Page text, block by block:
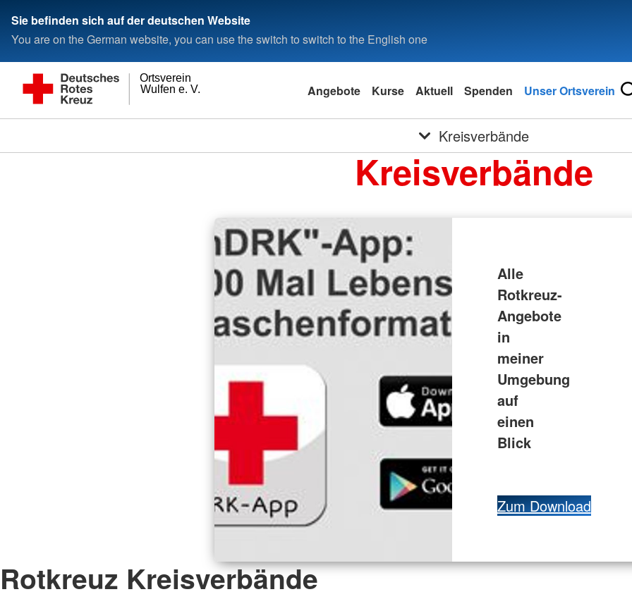
Sie befinden sich auf der deutschen Website
You are on the German website, you can use the switch to switch to the English one
Wulfen e. V.
Ortsverein
Angebote Kurse Aktuell Spenden Unser Ortsverein
Kreisverbände
Kreisverbände
Alle
Rotkreuz-
Angebote
in
meiner
Umgebung
auf
einen
Blick
Zum Download
Rotkreuz Kreisverbände